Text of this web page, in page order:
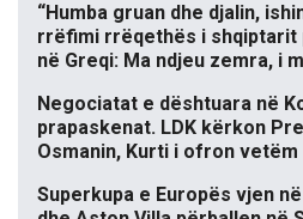
“Humba gruan dhe djalin,
rrëfimi rrëqethës i shqiptarit
në Greqi: Ma ndjeu zemra, i
Negociatat e dështuara në
prapaskenat. LDK kërkon
Osmanin, Kurti i ofron
Superkupa e Europës vjen